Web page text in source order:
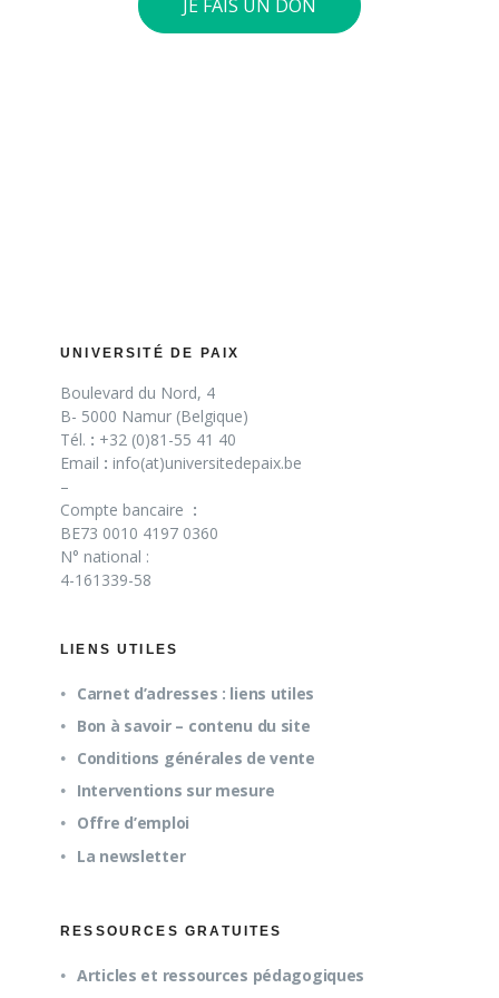
JE FAIS UN DON
UNIVERSITÉ DE PAIX
Boulevard du Nord, 4
B- 5000 Namur (Belgique)
Tél. : +32 (0)81-55 41 40
Email : info(at)universitedepaix.be
–
Compte bancaire :
BE73 0010 4197 0360
N° national :
4-161339-58
LIENS UTILES
Carnet d’adresses : liens utiles
Bon à savoir – contenu du site
Conditions générales de vente
Interventions sur mesure
Offre d’emploi
La newsletter
RESSOURCES GRATUITES
Articles et ressources pédagogiques